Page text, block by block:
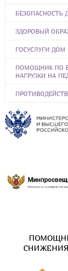
БЕЗОПАСНОСТЬ
ЗДОРОВЫЙ
ГОСУСЛУГИ ДОМ
ПОМОЩНИК ПО
НАГРУЗКИ НА